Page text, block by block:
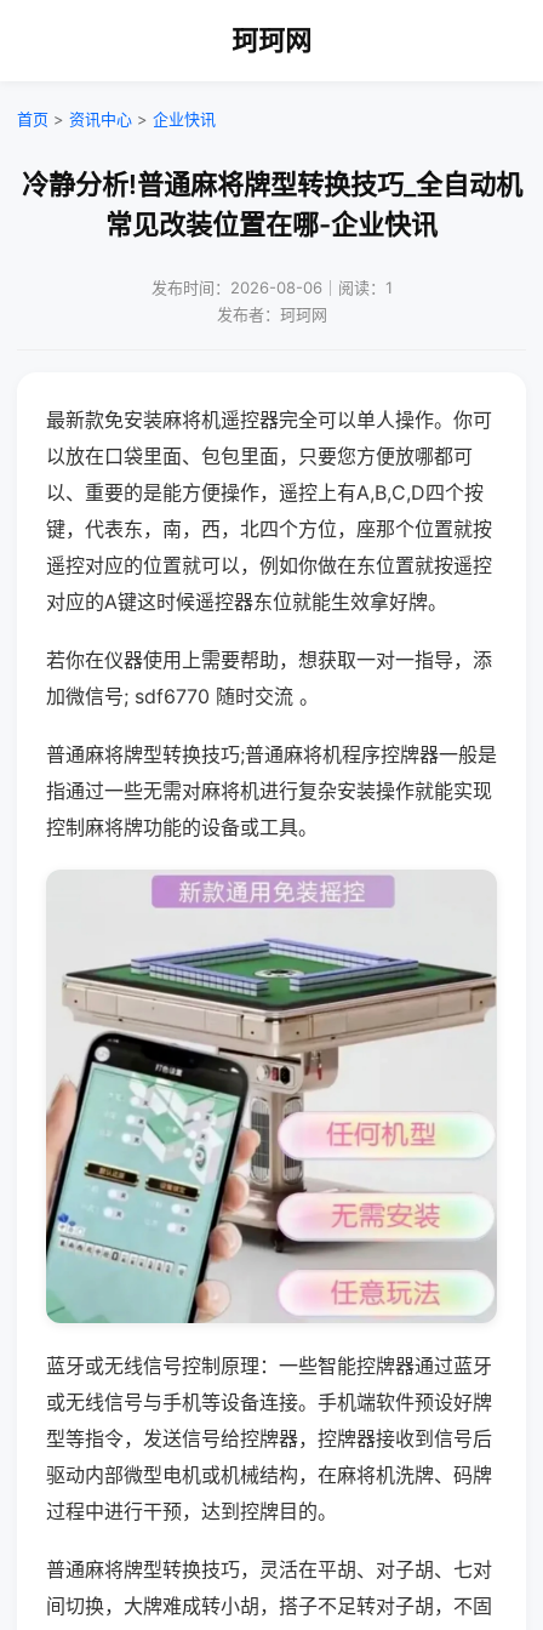
珂珂网
首页 > 资讯中心 > 企业快讯
冷静分析!普通麻将牌型转换技巧_全自动机
常见改装位置在哪-企业快讯
发布时间：2026-08-06｜阅读：1
发布者：珂珂网
最新款免安装麻将机遥控器完全可以单人操作。你可
以放在口袋里面、包包里面，只要您方便放哪都可
以、重要的是能方便操作，遥控上有A,B,C,D四个按
键，代表东，南，西，北四个方位，座那个位置就按
遥控对应的位置就可以，例如你做在东位置就按遥控
对应的A键这时候遥控器东位就能生效拿好牌。
若你在仪器使用上需要帮助，想获取一对一指导，添
加微信号; sdf6770 随时交流 。
普通麻将牌型转换技巧;普通麻将机程序控牌器一般是
指通过一些无需对麻将机进行复杂安装操作就能实现
控制麻将牌功能的设备或工具。
蓝牙或无线信号控制原理：一些智能控牌器通过蓝牙
或无线信号与手机等设备连接。手机端软件预设好牌
型等指令，发送信号给控牌器，控牌器接收到信号后
驱动内部微型电机或机械结构，在麻将机洗牌、码牌
过程中进行干预，达到控牌目的。
普通麻将牌型转换技巧，灵活在平胡、对子胡、七对
间切换，大牌难成转小胡，搭子不足转对子胡，不固